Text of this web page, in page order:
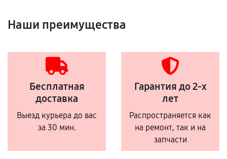
Наши преимущества
Бесплатная
доставка
Выезд курьера до вас
за 30 мин.
Гарантия до 2-х
лет
Распространяется как
на ремонт, так и на
запчасти